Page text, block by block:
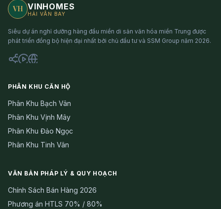
VH VINHOMES
HẢI VÂN BAY
Siêu dự án nghỉ dưỡng hàng đầu miền di sản văn hóa miền Trung được
phát triển đồng bộ hiện đại nhất bởi chủ đầu tư và SSM Group năm 2026.
PHÂN KHU CĂN HỘ
Phân Khu Bạch Vân
Phân Khu Vịnh Mây
Phân Khu Đảo Ngọc
Phân Khu Tinh Vân
VĂN BẢN PHÁP LÝ & QUY HOẠCH
Chính Sách Bán Hàng 2026
Phương án HTLS 70% / 80%